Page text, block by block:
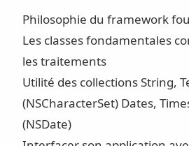
Philosophie du framework
Les classes fondamentales
les traitements
Utilité des collections String,
(NSCharacterSet) Dates,
(NSDate)